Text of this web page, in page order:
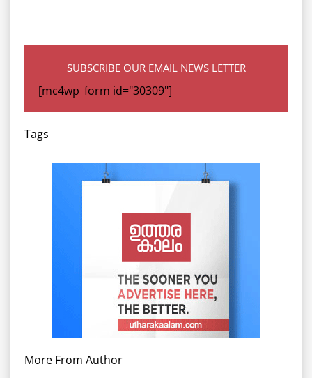
SUBSCRIBE OUR EMAIL NEWS LETTER
[mc4wp_form id="30309"]
Tags
More From Author